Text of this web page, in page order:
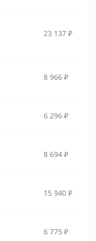
23 137 ₽
8 966 ₽
6 296 ₽
8 694 ₽
15 940 ₽
6 775 ₽